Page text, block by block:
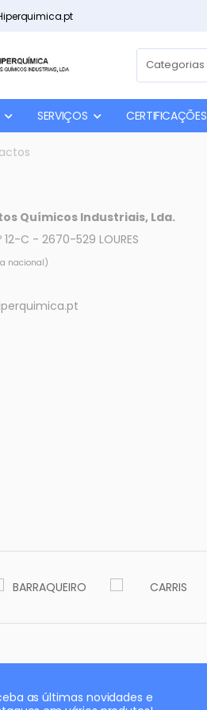
SERVIÇOS CERTIFICAÇÕES
Químicos Industriais, Lda.
C - 2670-529 LOURES
nacional)
as últimas novidades e